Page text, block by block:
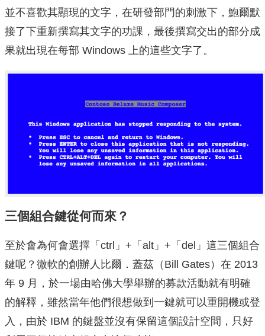
並不喜歡其顯現的文字，在研發部門的刺激下，鮑爾默
接了下重新撰寫其文字的功課，最後撰寫交出的部分成
果就出現在每部 Windows 上的這些文字了。
三個組合鍵從何而來？
至於會為何會選擇「ctrl」+「alt」+「del」這三個組合
鍵呢？微軟的創辦人比爾．蓋茲（Bill Gates）在 2013
年 9 月，於一場由哈佛大學舉辦的募款活動就有明確
的解釋，雖然當年他們很想做到一鍵就可以重開機或登
入，由於 IBM 的鍵盤並沒有保留這個設計空間，只好